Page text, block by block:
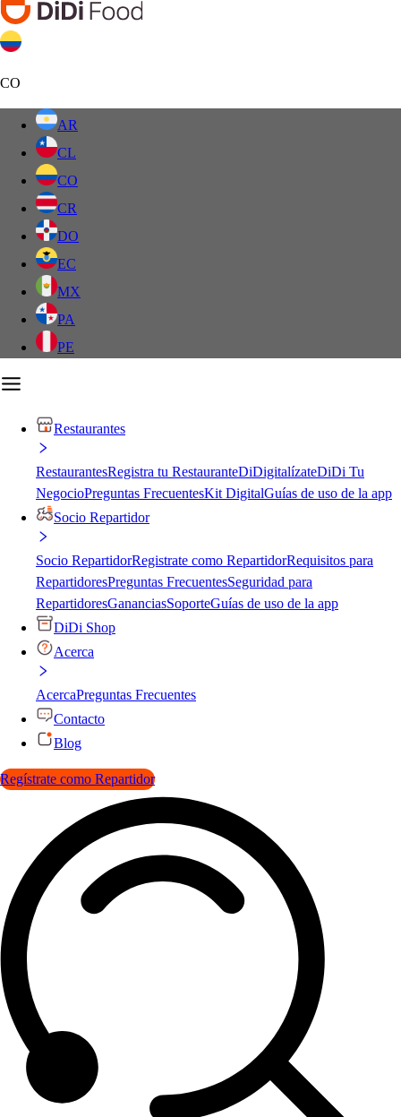
CO
AR
CL
CO
CR
DO
EC
MX
PA
PE
Restaurantes
RestaurantesRegistra tu RestauranteDiDigitalízateDiDi Tu
NegocioPreguntas FrecuentesKit DigitalGuías de uso de la app
Socio Repartidor
Socio RepartidorRegistrate como RepartidorRequisitos para
RepartidoresPreguntas FrecuentesSeguridad para
RepartidoresGananciasSoporteGuías de uso de la app
DiDi Shop
Acerca
AcercaPreguntas Frecuentes
Contacto
Blog
Regístrate como Repartidor